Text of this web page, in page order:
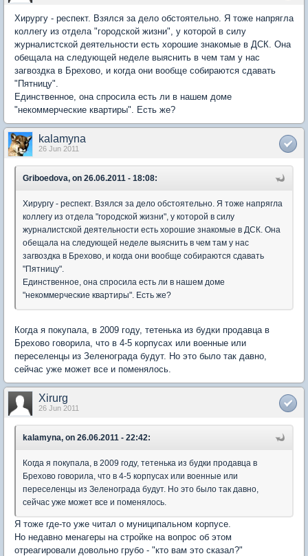
Хирургу - респект. Взялся за дело обстоятельно. Я тоже напрягла
коллегу из отдела "городской жизни", у которой в силу
журналистской деятельности есть хорошие знакомые в ДСК. Она
обещала на следующей неделе выяснить в чем там у нас
загвоздка в Брехово, и когда они вообще собираются сдавать
"Пятницу".
Единственное, она спросила есть ли в нашем доме
"некоммерческие квартиры". Есть же?
kalamyna
26 Jun 2011
Griboedova, on 26.06.2011 - 18:08:
Хирургу - респект. Взялся за дело обстоятельно. Я тоже напрягла
коллегу из отдела "городской жизни", у которой в силу
журналистской деятельности есть хорошие знакомые в ДСК. Она
обещала на следующей неделе выяснить в чем там у нас
загвоздка в Брехово, и когда они вообще собираются сдавать
"Пятницу".
Единственное, она спросила есть ли в нашем доме
"некоммерческие квартиры". Есть же?
Когда я покупала, в 2009 году, тетенька из будки продавца в
Брехово говорила, что в 4-5 корпусах или военные или
переселенцы из Зеленограда будут. Но это было так давно,
сейчас уже может все и поменялось.
Xirurg
26 Jun 2011
kalamyna, on 26.06.2011 - 22:42:
Когда я покупала, в 2009 году, тетенька из будки продавца в
Брехово говорила, что в 4-5 корпусах или военные или
переселенцы из Зеленограда будут. Но это было так давно,
сейчас уже может все и поменялось.
Я тоже где-то уже читал о муниципальном корпусе.
Но недавно менагеры на стройке на вопрос об этом
отреагировали довольно грубо - "кто вам это сказал?"